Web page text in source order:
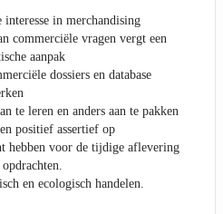
in merchandising
commerciële vragen vergt een
aanpak
dossiers en database
te leren en anders aan te pakken
positief assertief op
hebben voor de tijdige aflevering
en ecologisch handelen.